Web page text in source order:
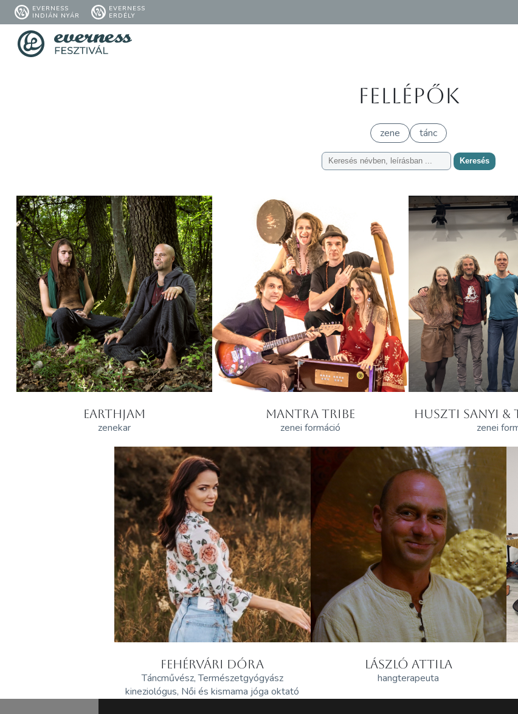
EVERNESS
INDIÁN NYÁR
EVERNESS
ERDÉLY
Fellépők
zene tánc
Keresés
EARTHJAM
zenekar
MANTRA TRIBE
zenei formáció
HUSZTI SANYI &
zenei
FEHÉRVÁRI DÓRA
Táncművész, Természetgyógyász
kineziológus, Női és kismama jóga oktató
LÁSZLÓ ATTILA
hangterapeuta